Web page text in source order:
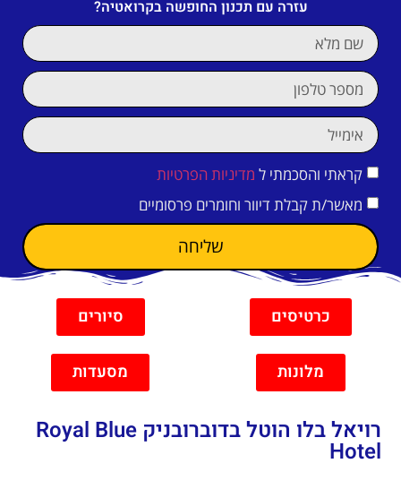
עזרה עם תכנון החופשה בקרואטיה?
קראתי והסכמתי ל מדיניות הפרטיות
מאשר/ת קבלת דיוור וחומרים פרסומיים
שליחה
כרטיסים סיורים
מלונות מסעדות
רויאל בלו הוטל בדוברובניק Royal Blue
Hotel